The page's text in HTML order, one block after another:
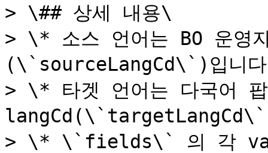
> \## 상세 내용\
> \* 소스 언어는 BO 운영
(\`sourceLangCd\`)입니
> \* 타겟 언어는 다국어 팝
> \* \`fields\` 의 각